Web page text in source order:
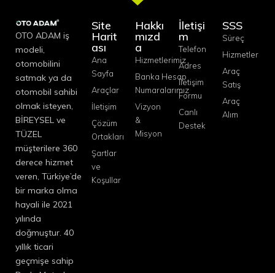
OTO ADAM iş
modeli,
otomobilini
satmak ya da
otomobil sahibi
olmak isteyen,
BİREYSEL ve
TÜZEL
müşterilere 360
derece hizmet
veren, Türkiye’de
bir marka olma
hayali ile 2021
yılında
doğmuştur. 40
yıllık ticari
geçmişe sahip
Site
Harit
ası
Ana
Sayfa
Araçlar
İletişim
Çözüm
Ortakları
Şartlar
ve
Koşullar
Hakkı
mızd
a
Hizmetlerimiz
Banka Hesap
Numaralarımız
Vizyon
&
Misyon
İletişi
m
Telefon
Adres
İletişim
Formu
Canlı
Destek
SSS
Süreç
Hizmetler
Araç
Satış
Araç
Alım